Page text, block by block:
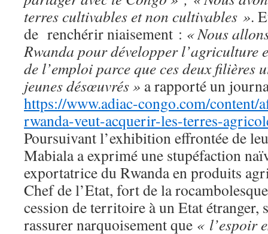
terres cultivables et non cultivables ».
de renchérir niaisement : « Nous
Rwanda pour développer l’agriculture
de l’emploi parce que ces deux filières
jeunes désœuvrés » a rapporté un
https://www.adiac-congo.com/content/
rwanda-veut-acquerir-les-terres-
Poursuivant l’exhibition effrontée de
Mabiala a exprimé une stupéfaction
exportatrice du Rwanda en produits
Chef de l’Etat, fort de la
cession de territoire à un Etat étranger,
rassurer narquoisement que « l’espoir